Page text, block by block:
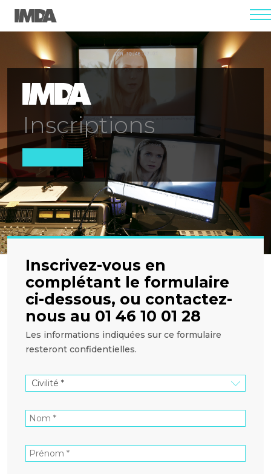
Inscriptions
Inscrivez-vous en
complétant le formulaire
ci-dessous, ou contactez-
nous au 01 46 10 01 28
Les informations indiquées sur ce formulaire
resteront confidentielles.